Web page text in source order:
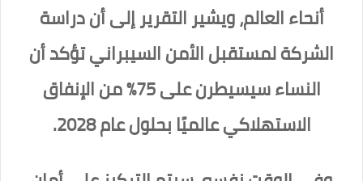
أنحاء العالم، ويشير التقرير إلى أن دراسة
الشركة لمستقبل الأمن السيبراني تؤكد أن
النساء سيسيطرن على 75٪ من الإنفاق
الاستهلاكي عالميًا بحلول عام 2028.